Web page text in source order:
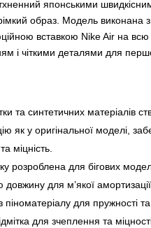
японськими
образ. Модель виконана з
вставкою Nike Air на
і чіткими деталями для
та синтетичних матеріалів
як у оригінальної моделі,
міцність.
розроблена для бігових
довжину для м’якої
піноматеріалу для пружності та
для зчеплення та